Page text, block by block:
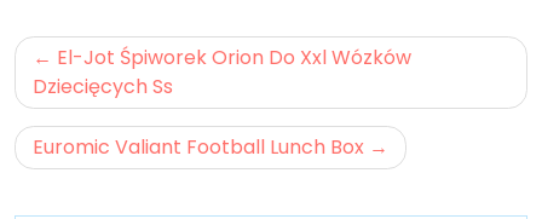
Nawigacja
wpisu
El-Jot Śpiworek Orion Do Xxl Wózków
Dziecięcych Ss
Euromic Valiant Football Lunch Box